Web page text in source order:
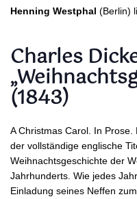
Henning Westphal (Berlin)
Charles
(1843)
A Christmas Carol. In
der vollständige englische
Weihnachtsgeschichte der
Jahrhunderts. Wie jedes
Einladung seines Neffen